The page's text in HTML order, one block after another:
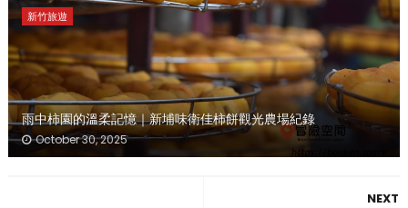
新竹旅遊
雨中柿園的溫柔記憶｜新埔味衛佳柿餅觀光農場紀錄
October 30, 2025
NEXT